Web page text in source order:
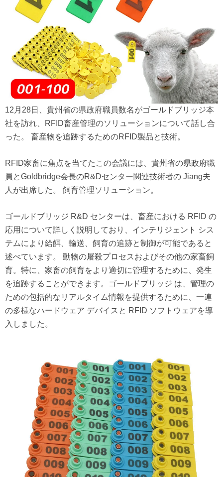
12月28日、貴州省の県政府職員数名がゴールドブリッジ本
社を訪れ、RFID畜産管理のソリューションについて話し合
った。
畜産物を追跡するためのRFID製品と技術。
RFID家畜に焦点を当てたこの会議には、貴州省の県政府職
員とGoldbridge会長のR&Dセンター関連技術者の Jiang夫
人が出席した。
飼育管理ソリューション。
ゴールドブリッジ R&D センターは、畜産における RFID の
応用について詳しく説明しており、インテリジェント シス
テムにより給餌、輸送、飼育の追跡と制御が可能であると
述べています。
動物の屠殺プロセスおよびその他の家畜飼
育。特に、家畜の飼育をより適切に管理するために、発生
を追跡することができます。ゴールドブリッジ は、管理の
ための包括的なリアルタイム情報を提供するために、一連
の多様なハードウェア デバイスと RFID ソフトウェアを導
入しました。